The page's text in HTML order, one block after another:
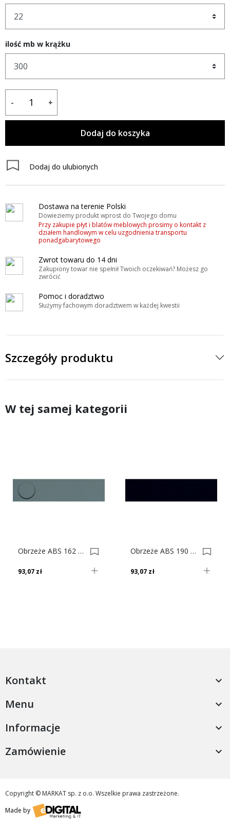
ilość mb w krążku
- +
Dodaj do koszyka
Dodaj do ulubionych
Dostawa na terenie Polski
Dowieziemy produkt wprost do Twojego domu
Przy zakupie płyt i blatów meblowych prosimy o kontakt z
działem handlowym w celu uzgodnienia transportu
ponadgabarytowego
Zwrot towaru do 14 dni
Zakupiony towar nie spełnił Twoich oczekiwań? Możesz go
zwrócić
Pomoc i doradztwo
Służymy fachowym doradztwem w każdej kwestii
Szczegóły produktu
W tej samej kategorii
Obrzeże ABS 162 Vl Grafitowy Do Płyty SWISS KRONO 0009526-0009776
93,07 zł
Obrzeże ABS 190 Se Czarny Do Płyty SWISS KRONO 0002349-0003289
93,07 zł
Kontakt 
Menu 
Informacje 
Zamówienie 
Copyright © MARKAT sp. z o.o. Wszelkie prawa zastrzeżone.
Made by